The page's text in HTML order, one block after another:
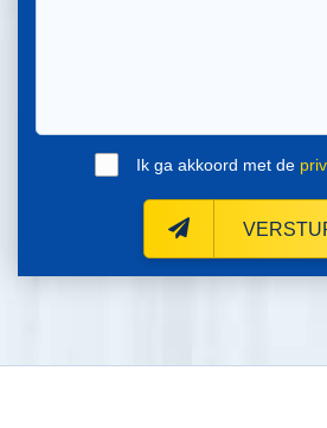
Ik ga akkoord met de